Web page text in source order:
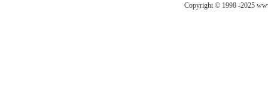
Copyright © 1998 -2025